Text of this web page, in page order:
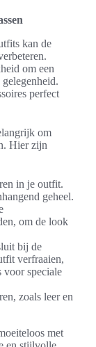
kan de
om een
perfect
om
Hier zijn
in je outfit.
geheel.
om de look
bij de
verfraaien,
voor speciale
zoals leer en
met